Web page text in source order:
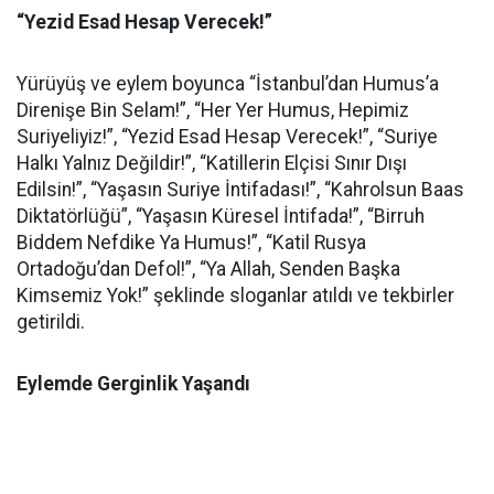
“Yezid Esad Hesap Verecek!”
Yürüyüş ve eylem boyunca “İstanbul’dan Humus’a
Direnişe Bin Selam!”, “Her Yer Humus, Hepimiz
Suriyeliyiz!”, “Yezid Esad Hesap Verecek!”, “Suriye
Halkı Yalnız Değildir!”, “Katillerin Elçisi Sınır Dışı
Edilsin!”, “Yaşasın Suriye İntifadası!”, “Kahrolsun Baas
Diktatörlüğü”, “Yaşasın Küresel İntifada!”, “Birruh
Biddem Nefdike Ya Humus!”, “Katil Rusya
Ortadoğu’dan Defol!”, “Ya Allah, Senden Başka
Kimsemiz Yok!” şeklinde sloganlar atıldı ve tekbirler
getirildi.
Eylemde Gerginlik Yaşandı